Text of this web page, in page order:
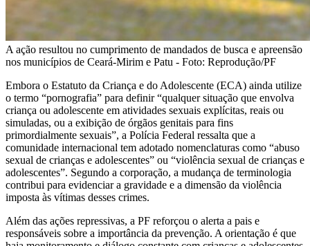
A ação resultou no cumprimento de mandados de busca e apreensão
nos municípios de Ceará-Mirim e Patu - Foto: Reprodução/PF
Embora o Estatuto da Criança e do Adolescente (ECA) ainda utilize
o termo “pornografia” para definir “qualquer situação que envolva
criança ou adolescente em atividades sexuais explícitas, reais ou
simuladas, ou a exibição de órgãos genitais para fins
primordialmente sexuais”, a Polícia Federal ressalta que a
comunidade internacional tem adotado nomenclaturas como “abuso
sexual de crianças e adolescentes” ou “violência sexual de crianças e
adolescentes”. Segundo a corporação, a mudança de terminologia
contribui para evidenciar a gravidade e a dimensão da violência
imposta às vítimas desses crimes.
Além das ações repressivas, a PF reforçou o alerta a pais e
responsáveis sobre a importância da prevenção. A orientação é que